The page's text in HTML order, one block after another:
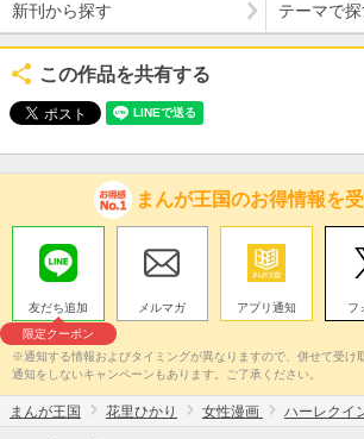
新刊から探す テーマで探
この作品を共有する
まんが王国のお得情報を
友だち追加
限定クーポン
メルマガ アプリ通知 フ
※通知する情報およびタイミングが異なりますので、併せて受け
通知をしないキャンペーンもあります。ご了承ください。
まんが王国 花里ひかり 女性漫画 ハーレクイ